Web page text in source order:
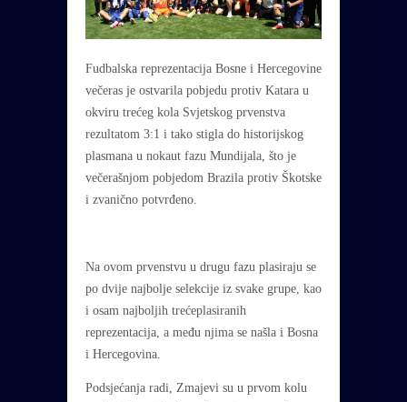
Fudbalska reprezentacija Bosne i Hercegovine
večeras je ostvarila pobjedu protiv Katara u
okviru trećeg kola Svjetskog prvenstva
rezultatom 3:1 i tako stigla do historijskog
plasmana u nokaut fazu Mundijala, što je
večerašnjom pobjedom Brazila protiv Škotske
i zvanično potvrđeno.
Na ovom prvenstvu u drugu fazu plasiraju se
po dvije najbolje selekcije iz svake grupe, kao
i osam najboljih trećeplasiranih
reprezentacija, a među njima se našla i Bosna
i Hercegovina.
Podsjećanja radi, Zmajevi su u prvom kolu